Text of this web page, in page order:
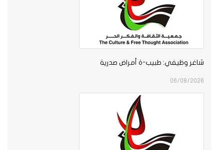
شاغر وظيفي: طبيب-ة أمراض صدرية
06/08/2026